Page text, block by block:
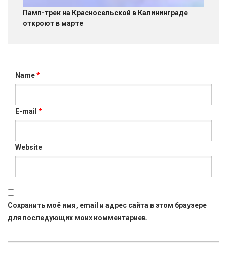
Памп-трек на Красносельской в Калининграде
откроют в марте
Name*
E-mail *
Website
Сохранить моё имя, email и адрес сайта в этом браузере
для последующих моих комментариев.